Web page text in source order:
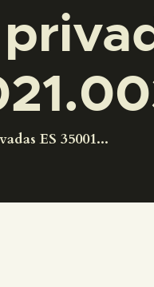
ES 35001...